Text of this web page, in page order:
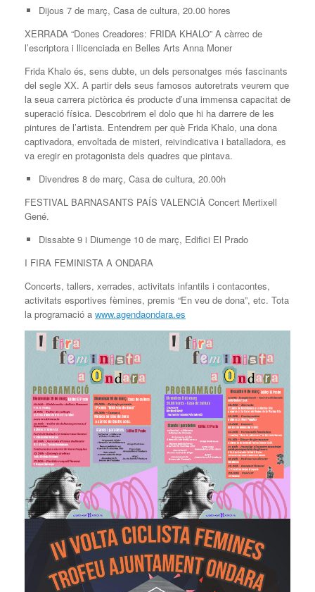
Dijous 7 de març, Casa de cultura, 20.00 hores
XERRADA “Dones Creadores: FRIDA KHALO” A càrrec de
l’escriptora i llicenciada en Belles Arts Anna Moner
Frida Khalo és, sens dubte, un dels personatges més fascinants
del segle XX. A partir dels seus famosos autoretrats veurem que
la seua carrera pictòrica és producte d’una immensa capacitat de
superació física. Descobrirem el dolo que hi ha darrere de les
pintures de l’artista. Entendrem per què Frida Khalo, una dona
captivadora, envoltada de misteri, reivindicativa i batalladora, es
va eregir en protagonista dels quadres que pintava.
Divendres 8 de març, Casa de cultura, 20.00h
FESTIVAL BARNASANTS PAÍS VALENCIÀ Concert Mertixell
Gené.
Dissabte 9 i Diumenge 10 de març, Edifici El Prado
I FIRA FEMINISTA A ONDARA
Concerts, tallers, xerrades, activitats infantils i contacontes,
activitats esportives fèmines, premis “En veu de dona”, etc. Tota
la programació a www.agendaondara.es